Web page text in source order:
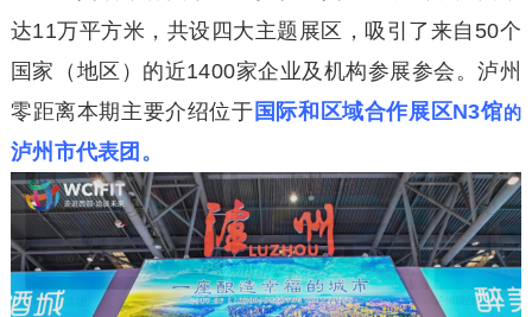
达11万平方米，共设四大主题展区，吸引了来自50个
国家（地区）的近1400家企业及机构参展参会。泸州
零距离本期主要介绍位于 国际和区域合作展区N3馆的
泸州市代表团 。